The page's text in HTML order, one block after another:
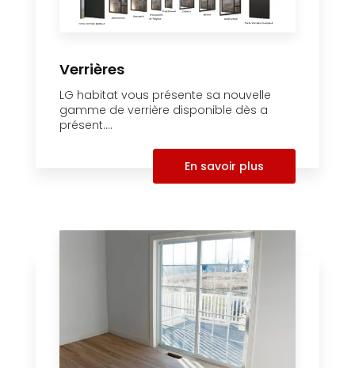
Verrières
LG habitat vous présente sa nouvelle
gamme de verrière disponible dès a
présent....
En savoir plus